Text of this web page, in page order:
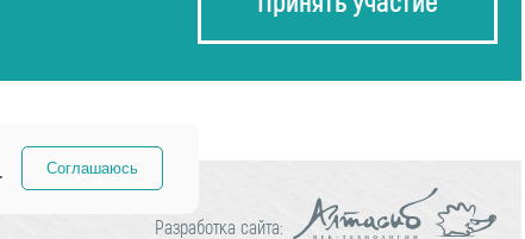
Разработка сайта:
Соглашаюсь